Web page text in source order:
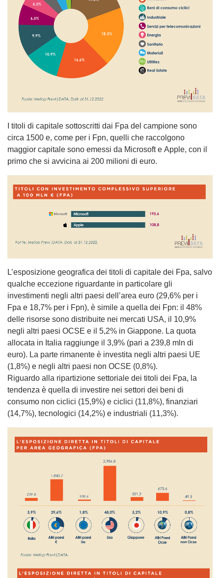
I titoli di capitale sottoscritti dai Fpa del campione sono
circa 1500 e, come per i Fpn, quelli che raccolgono
maggior capitale sono emessi da Microsoft e Apple, con il
primo che si avvicina ai 200 milioni di euro.
L’esposizione geografica dei titoli di capitale dei Fpa, salvo
qualche eccezione riguardante in particolare gli
investimenti negli altri paesi dell’area euro (29,6% per i
Fpa e 18,7% per i Fpn), è simile a quella dei Fpn: il 48%
delle risorse sono distribuite nei mercati USA, il 10,9%
negli altri paesi OCSE e il 5,2% in Giappone. La quota
allocata in Italia raggiunge il 3,9% (pari a 239,8 mln di
euro). La parte rimanente è investita negli altri paesi UE
(1,8%) e negli altri paesi non OCSE (0,8%).
Riguardo alla ripartizione settoriale dei titoli dei Fpa, la
tendenza è quella di investire nei settori dei beni di
consumo non ciclici (15,9%) e ciclici (11,8%), finanziari
(14,7%), tecnologici (14,2%) e industriali (11,3%).